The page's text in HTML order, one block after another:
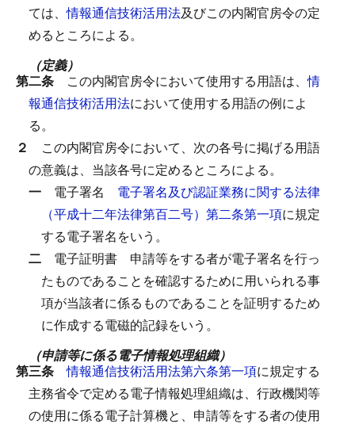
ては、情報通信技術活用法及びこの内閣官房令の定
めるところによる。
（定義）
第二条 この内閣官房令において使用する用語は、情
報通信技術活用法において使用する用語の例によ
る。
２ この内閣官房令において、次の各号に掲げる用語
の意義は、当該各号に定めるところによる。
一 電子署名
電子署名及び認証業務に関する法律
（平成十二年法律第百二号）第二条第一項に規定
する電子署名をいう。
二 電子証明書
申請等をする者が電子署名を行っ
たものであることを確認するために用いられる事
項が当該者に係るものであることを証明するため
に作成する電磁的記録をいう。
（申請等に係る電子情報処理組織）
第三条情報通信技術活用法第六条第一項に規定する
主務省令で定める電子情報処理組織は、行政機関等
の使用に係る電子計算機と、申請等をする者の使用